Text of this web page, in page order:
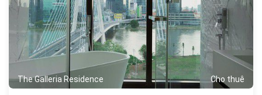
The Galleria Residence Cho thuê